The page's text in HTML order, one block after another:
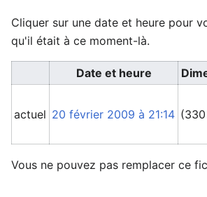
Cliquer sur une date et heure pour
qu'il était à ce moment-là.
Date et heure
actuel 20 février 2009 à 21:14
Vous ne pouvez pas remplacer ce